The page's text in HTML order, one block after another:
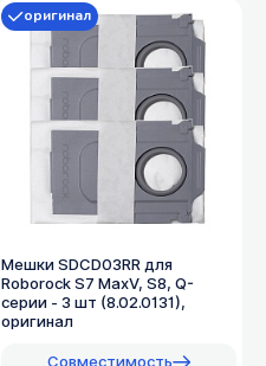
Мешки SDCD03RR для
Roborock S7 MaxV, S8, Q-
серии - 3 шт (8.02.0131),
оригинал
оригинал